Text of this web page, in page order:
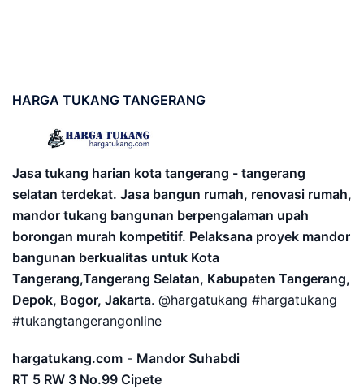
HARGA TUKANG TANGERANG
Jasa tukang harian kota tangerang - tangerang
selatan terdekat. Jasa bangun rumah, renovasi rumah,
mandor tukang bangunan berpengalaman upah
borongan murah kompetitif. Pelaksana proyek mandor
bangunan berkualitas untuk Kota
Tangerang,Tangerang Selatan, Kabupaten Tangerang,
Depok, Bogor, Jakarta. @hargatukang #hargatukang
#tukangtangerangonline
hargatukang.com - Mandor Suhabdi
RT 5 RW 3 No.99 Cipete